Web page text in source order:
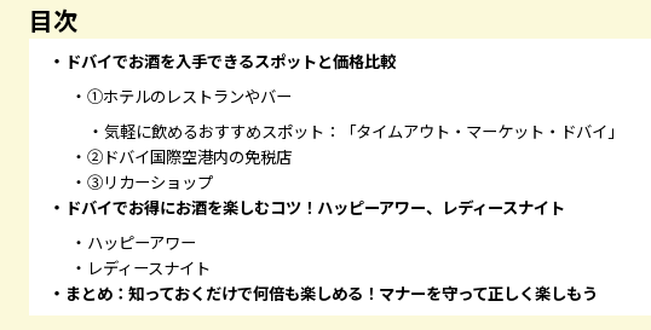
目次
ドバイでお酒を入手できるスポットと価格比較
①ホテルのレストランやバー
気軽に飲めるおすすめスポット：「タイムアウト・マーケット・ドバイ」
②ドバイ国際空港内の免税店
③リカーショップ
ドバイでお得にお酒を楽しむコツ！ハッピーアワー、レディースナイト
ハッピーアワー
レディースナイト
まとめ：知っておくだけで何倍も楽しめる！マナーを守って正しく楽しもう